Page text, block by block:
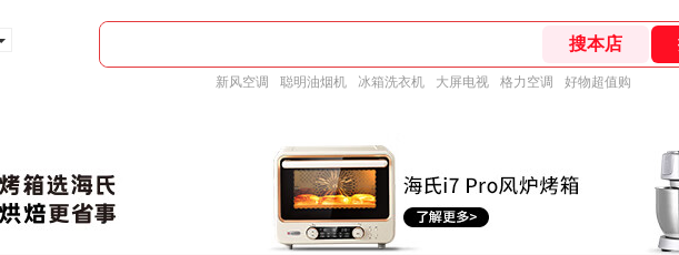
新风空调 聪明油烟机 冰箱洗衣机 大屏电视 格力空调 好物超值购